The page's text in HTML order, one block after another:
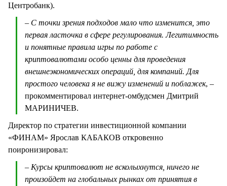
Центробанк).
– С точки зрения подходов мало что изменится, это
первая ласточка в сфере регулирования. Легитимность
и понятные правила игры по работе с
криптовалютами особо ценны для проведения
внешнеэкономических операций, для компаний. Для
простого человека я не вижу изменений и поблажек, –
прокомментировал интернет-омбудсмен Дмитрий
МАРИНИЧЕВ.
Директор по стратегии инвестиционной компании
«ФИНАМ» Ярослав КАБАКОВ откровенно
поиронизировал:
– Курсы криптовалют не всколыхнутся, ничего не
произойдет на глобальных рынках от принятия в